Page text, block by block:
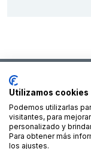
Financiado por
Utilizamos cookies
Podemos utilizarlas
visitantes, para
personalizado y
Para obtener más
los ajustes.